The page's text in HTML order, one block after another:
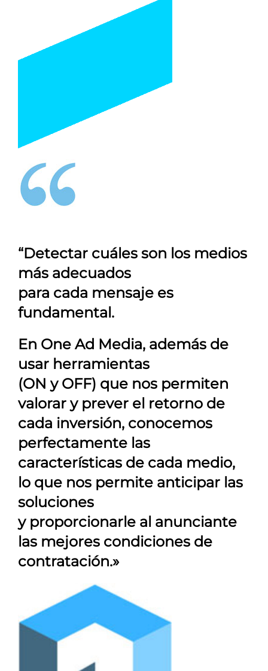
“Detectar cuáles son los medios
más adecuados
para cada mensaje es
fundamental.
En One Ad Media, además de
usar herramientas
(ON y OFF) que nos permiten
valorar y prever el retorno de
cada inversión, conocemos
perfectamente las
características de cada medio,
lo que nos permite anticipar las
soluciones
y proporcionarle al anunciante
las mejores condiciones de
contratación.»